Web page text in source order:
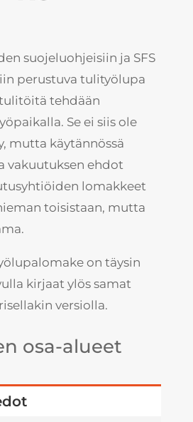
suojeluohjeisiin ja SFS
perustuva tulityölupa
tehdään
Se ei siis ole
mutta käytännössä
vakuutuksen ehdot
lomakkeet
toisistaan, mutta
on täysin
kirjaat ylös samat
versiolla.
osa-alueet